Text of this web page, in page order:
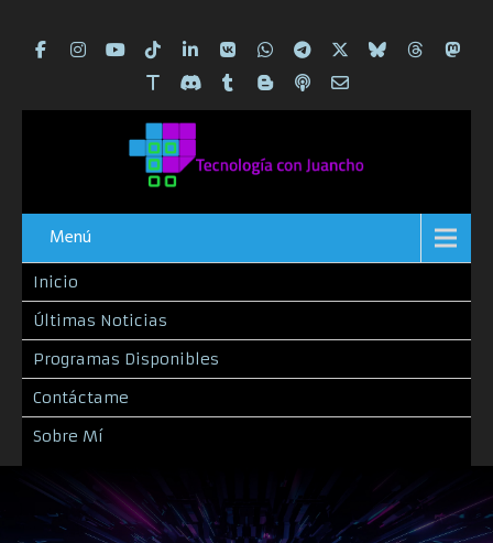
Menú
Inicio
Últimas Noticias
Programas Disponibles
Contáctame
Sobre Mí